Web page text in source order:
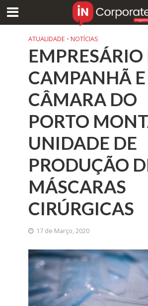
ATUALIDADE • NOTÍCIAS
EMPRESÁRIO
CAMPANHÃ E
CÂMARA DO
PORTO
UNIDADE DE
PRODUÇÃO
MÁSCARAS
CIRÚRGICAS
17 de Março, 2020